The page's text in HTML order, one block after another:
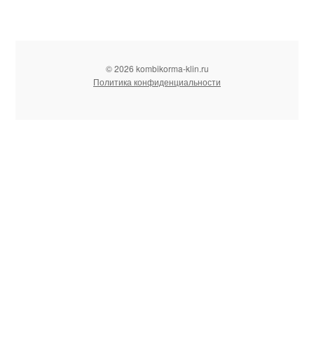
© 2026 kombikorma-klin.ru
Политика конфиденциальности